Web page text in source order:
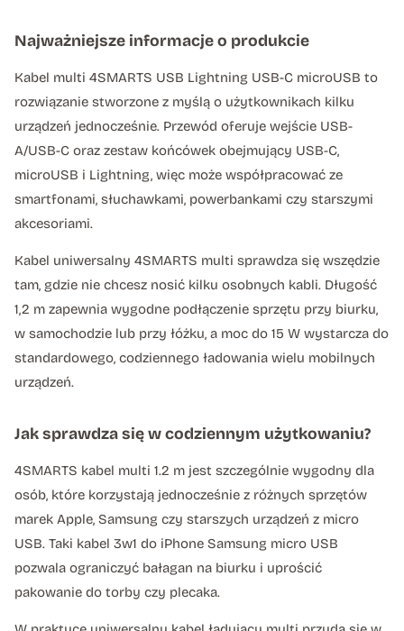
Najważniejsze informacje o produkcie
Kabel multi 4SMARTS USB Lightning USB-C microUSB to
rozwiązanie stworzone z myślą o użytkownikach kilku
urządzeń jednocześnie. Przewód oferuje wejście USB-
A/USB-C oraz zestaw końcówek obejmujący USB-C,
microUSB i Lightning, więc może współpracować ze
smartfonami, słuchawkami, powerbankami czy starszymi
akcesoriami.
Kabel uniwersalny 4SMARTS multi sprawdza się wszędzie
tam, gdzie nie chcesz nosić kilku osobnych kabli. Długość
1,2 m zapewnia wygodne podłączenie sprzętu przy biurku,
w samochodzie lub przy łóżku, a moc do 15 W wystarcza do
standardowego, codziennego ładowania wielu mobilnych
urządzeń.
Jak sprawdza się w codziennym użytkowaniu?
4SMARTS kabel multi 1.2 m jest szczególnie wygodny dla
osób, które korzystają jednocześnie z różnych sprzętów
marek Apple, Samsung czy starszych urządzeń z micro
USB. Taki kabel 3w1 do iPhone Samsung micro USB
pozwala ograniczyć bałagan na biurku i uprościć
pakowanie do torby czy plecaka.